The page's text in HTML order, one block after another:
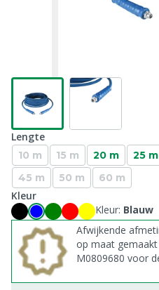
Lengte
10 m 15 m 20 m 25 m
45 m
50 m 60 m
Kleur
Kleur: Blauw
Afwijkende
op maat
M0809680 voor